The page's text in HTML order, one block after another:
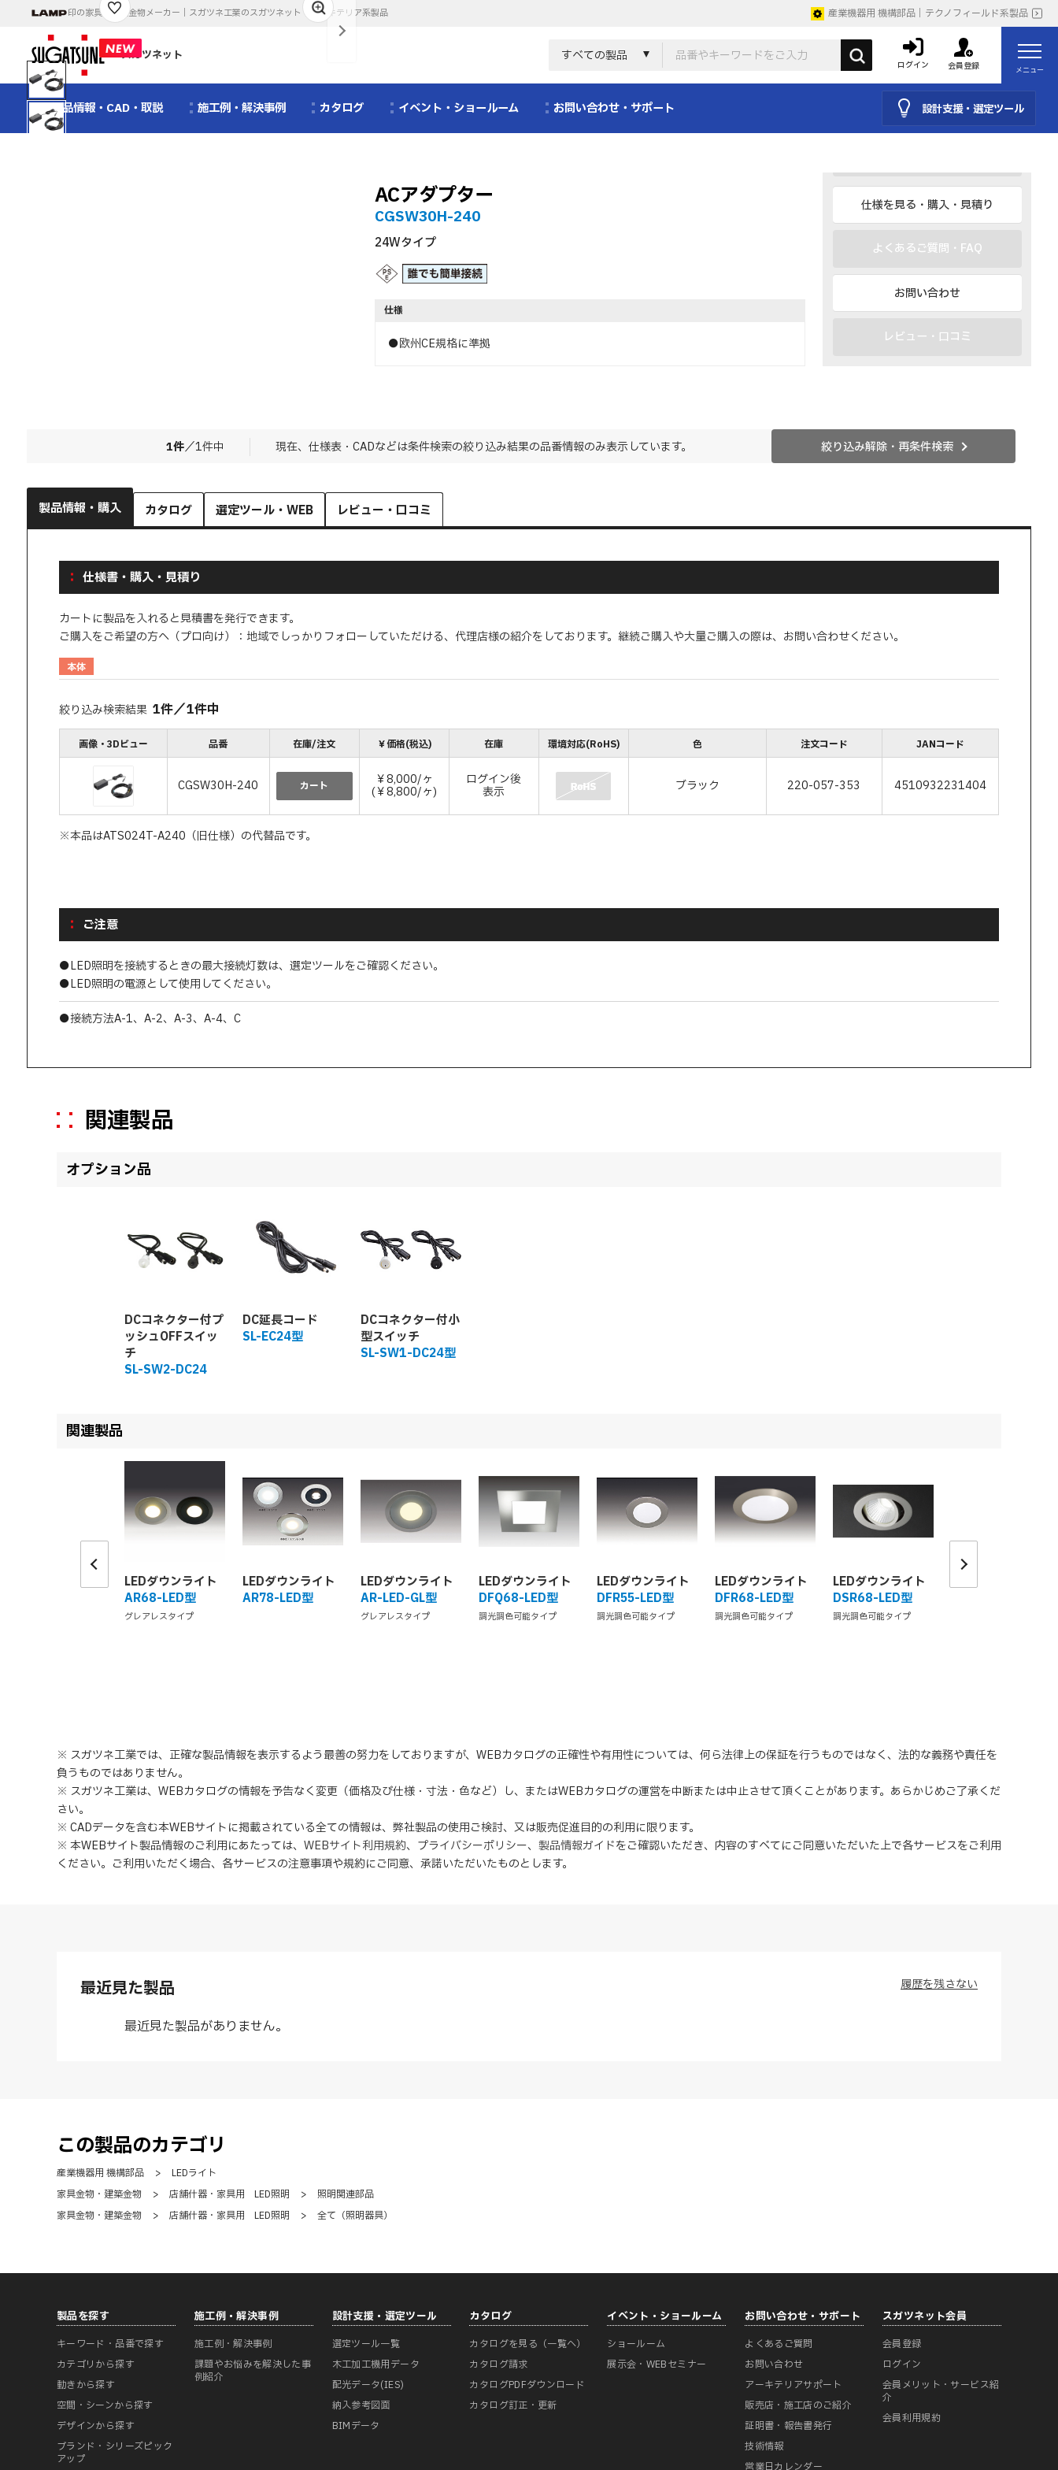
印の家具・建築金物メーカー｜スガツネ工業のスガツネット｜アーキテリア系製品 産業機器用 機構部品｜テクノフィールド系製品
スガツネット すべての製品
ログイン 会員登録 メニュー
製品情報・CAD・取説 施工例・解決事例 カタログ イベント・ショールーム お問い合わせ・サポート 設計支援・選定ツール
1/2
ACアダプター
CGSW30H-240
24Wタイプ
仕様
●欧州CE規格に準拠
CAD
BIM、IESなど
カタログ
仕様を見る・購入・見積り
よくあるご質問・FAQ
お問い合わせ
レビュー・口コミ
1件／1件中 現在、仕様表・CADなどは条件検索の絞り込み結果の品番情報のみ表示しています。 絞り込み解除・再条件検索
製品情報・購入 カタログ 選定ツール・WEB レビュー・口コミ
仕様書・購入・見積り
カートに製品を入れると見積書を発行できます。
ご購入をご希望の方へ（プロ向け）：地域でしっかりフォローしていただける、代理店様の紹介をしております。継続ご購入や大量ご購入の際は、お問い合わせください。
本体
絞り込み検索結果 1件／1件中
画像・3Dビュー 品番 在庫/注文 ￥価格(税込) 在庫 環境対応(RoHS) 色 注文コード JANコード
CGSW30H-240 カート ￥8,000/ヶ
(￥8,800/ヶ)
ログイン後
表示 ブラック 220-057-353 4510932231404
※本品はATS024T-A240（旧仕様）の代替品です。
ご注意
●LED照明を接続するときの最大接続灯数は、選定ツールをご確認ください。
●LED照明の電源として使用してください。
●接続方法A-1、A-2、A-3、A-4、C
関連製品
オプション品
DCコネクター付プ
ッシュOFFスイッ
チ
SL-SW2-DC24
DC延長コード
SL-EC24型
DCコネクター付小
型スイッチ
SL-SW1-DC24型
関連製品
LEDダウンライト
AR68-LED型
グレアレスタイプ
LEDダウンライト
AR78-LED型
LEDダウンライト
AR-LED-GL型
グレアレスタイプ
LEDダウンライト
DFQ68-LED型
調光調色可能タイプ
LEDダウンライト
DFR55-LED型
調光調色可能タイプ
LEDダウンライト
DFR68-LED型
調光調色可能タイプ
LEDダウンライト
DSR68-LED型
調光調色可能タイプ
※ スガツネ工業では、正確な製品情報を表示するよう最善の努力をしておりますが、WEBカタログの正確性や有用性については、何ら法律上の保証を行うものではなく、法的な義務や責任を
負うものではありません。
※ スガツネ工業は、WEBカタログの情報を予告なく変更（価格及び仕様・寸法・色など）し、またはWEBカタログの運営を中断または中止させて頂くことがあります。あらかじめご了承くだ
さい。
※ CADデータを含む本WEBサイトに掲載されている全ての情報は、弊社製品の使用ご検討、又は販売促進目的の利用に限ります。
※ 本WEBサイト製品情報のご利用にあたっては、 WEBサイト利用規約、 プライバシーポリシー、 製品情報ガイドをご確認いただき、内容のすべてにご同意いただいた上で各サービスをご利用
ください。ご利用いただく場合、各サービスの注意事項や規約にご同意、 承諾いただいたものとします。
最近見た製品
最近見た製品がありません。
履歴を残さない
この製品のカテゴリ
産業機器用 機構部品 >
LEDライト
家具金物・建築金物
> 店舗什器・家具用 LED照明 >
照明関連部品
家具金物・建築金物
> 店舗什器・家具用 LED照明 > 全て（照明器具）
製品を探す
キーワード・品番で探す
カテゴリから探す
動きから探す
空間・シーンから探す
デザインから探す
ブランド・シリーズピック
アップ
施工例・解決事例
施工例・解決事例
課題やお悩みを解決した事
例紹介
設計支援・選定ツール
選定ツール一覧
木工加工機用データ
配光データ(IES)
納入参考図面
BIMデータ
カタログ
カタログを見る（一覧へ）
カタログ請求
カタログPDFダウンロード
カタログ訂正・更新
イベント・ショールーム
ショールーム
展示会・WEBセミナー
お問い合わせ・サポート
よくあるご質問
お問い合わせ
アーキテリアサポート
販売店・施工店のご紹介
証明書・報告書発行
技術情報
営業日カレンダー
スガツネット会員
会員登録
ログイン
会員メリット・サービス紹
介
会員利用規約